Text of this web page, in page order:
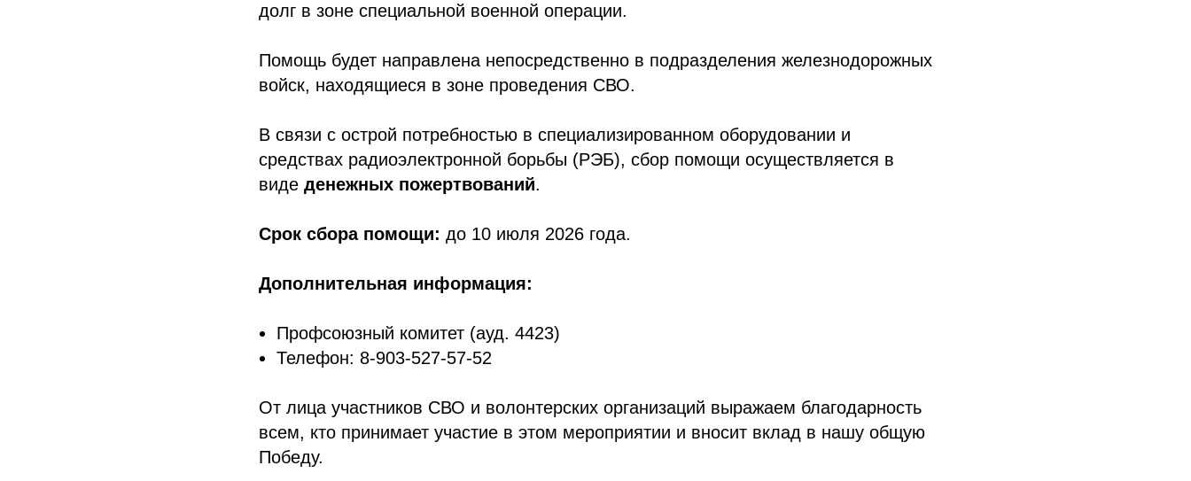
долг в зоне специальной военной операции.
Помощь будет направлена непосредственно в подразделения железнодорожных
войск, находящиеся в зоне проведения СВО.
В связи с острой потребностью в специализированном оборудовании и
средствах радиоэлектронной борьбы (РЭБ), сбор помощи осуществляется в
виде денежных пожертвований.
Срок сбора помощи: до 10 июля 2026 года.
Дополнительная информация:
Профсоюзный комитет (ауд. 4423)
Телефон: 8-903-527-57-52
От лица участников СВО и волонтерских организаций выражаем благодарность
всем, кто принимает участие в этом мероприятии и вносит вклад в нашу общую
Победу.